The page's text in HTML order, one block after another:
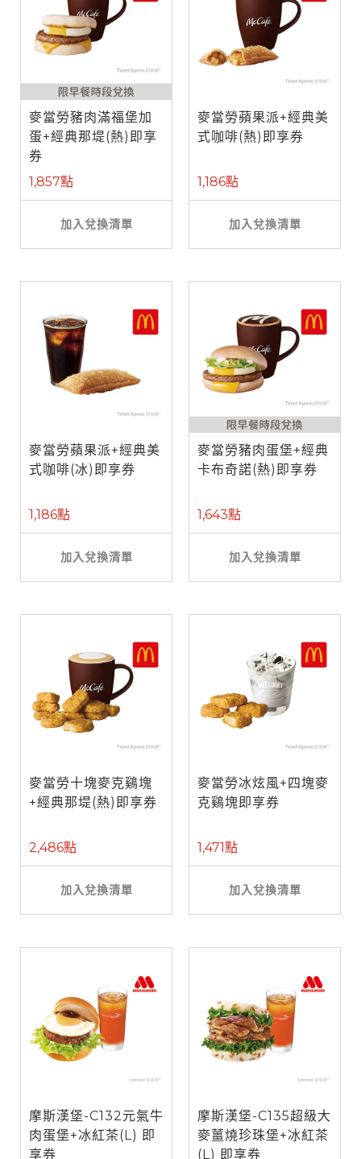
麥當勞豬肉滿福堡加
蛋+經典那堤(熱)即享
券
1,857點
加入兌換清單
麥當勞蘋果派+經典美
式咖啡(熱)即享券
1,186點
加入兌換清單
麥當勞蘋果派+經典美
式咖啡(冰)即享券
1,186點
加入兌換清單
麥當勞豬肉蛋堡+經典
卡布奇諾(熱)即享券
1,643點
加入兌換清單
麥當勞十塊麥克鷄塊
+經典那堤(熱)即享券
2,486點
加入兌換清單
麥當勞冰炫風+四塊麥
克鷄塊即享券
1,471點
加入兌換清單
摩斯漢堡-C132元氣牛
肉蛋堡+冰紅茶(L) 即
享券
摩斯漢堡-C135超級大
麥薑燒珍珠堡+冰紅茶
(L) 即享券